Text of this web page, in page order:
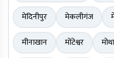
मेदिनीपुर
मेकलीगंज
मीनाखान
मोंटेश्वर